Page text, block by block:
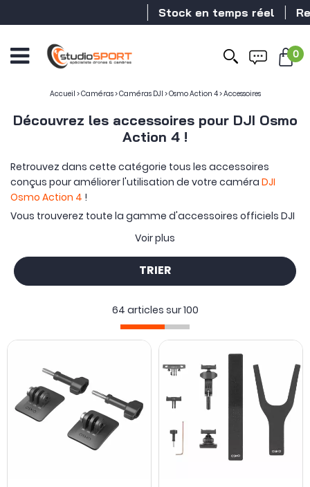
Stock en temps réel Revendeur
0
Accueil >Caméras>Caméras DJI >Osmo Action 4>Accessoires
Découvrez les accessoires pour DJI Osmo
Action 4 !
Retrouvez dans cette catégorie tous les accessoires
conçus pour améliorer l'utilisation de votre caméra DJI
Osmo Action 4 !
Vous trouverez toute la gamme d'accessoires officiels DJI
pour l'Osmo Action 4 mais également des accessoires
Voir plus
TRIER
64 articles sur100